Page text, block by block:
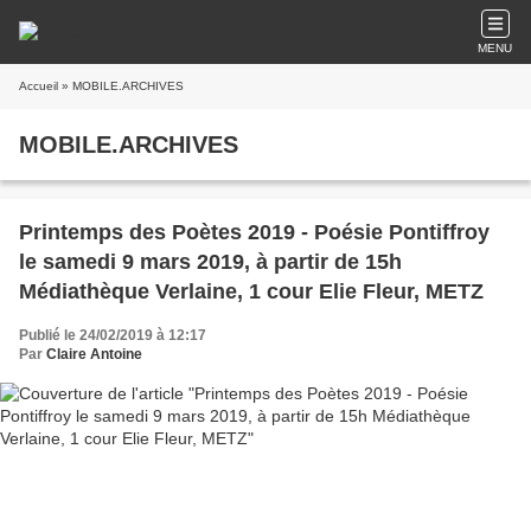
MENU
Accueil » MOBILE.ARCHIVES
MOBILE.ARCHIVES
Printemps des Poètes 2019 - Poésie Pontiffroy
le samedi 9 mars 2019, à partir de 15h
Médiathèque Verlaine, 1 cour Elie Fleur, METZ
Publié le 24/02/2019 à 12:17
Par Claire Antoine